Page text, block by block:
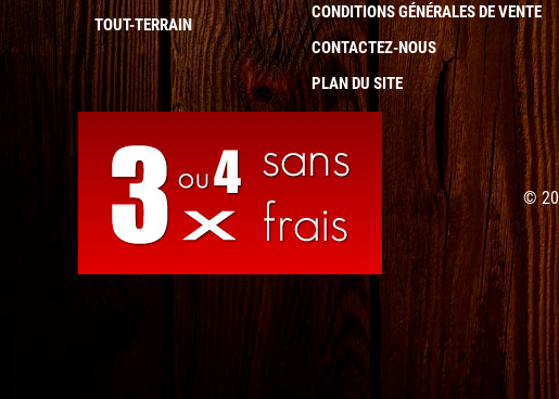
TOUT-TERRAIN
CONDITIONS GÉNÉRALES DE VENTE
CONTACTEZ-NOUS
PLAN DU SITE
©